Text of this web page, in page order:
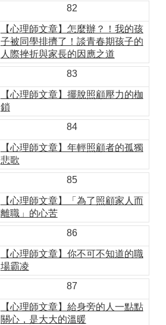
82
【心理師文章】怎麼辦？！我的孩
子被同學排擠了！談青春期孩子的
人際挫折與家長的因應之道
83
【心理師文章】擺脫照顧壓力的枷
鎖
84
【心理師文章】年輕照顧者的孤獨
悲歌
85
【心理師文章】「為了照顧家人而
離職」的心苦
86
【心理師文章】你不可不知道的職
場霸凌
87
【心理師文章】給身旁的人一點點
關心，是大大的溫暖